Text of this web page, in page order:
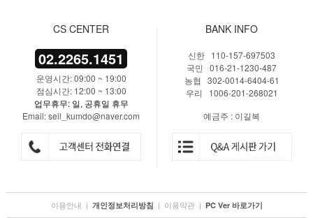
CS CENTER
02.2265.1451
운영시간: 09:00 ~ 19:00
점심시간: 12:00 ~ 13:00
업무휴무: 일, 공휴일 휴무
Email: seil_kumdo@naver.com
BANK INFO
신한 110-157-697503
국민 016-21-1230-487
농협 302-0014-6404-61
우리 1006-201-268021
예금주 : 이길복
이용안내 | 개인정보처리방침 | 이용약관 | PC Ver 바로가기